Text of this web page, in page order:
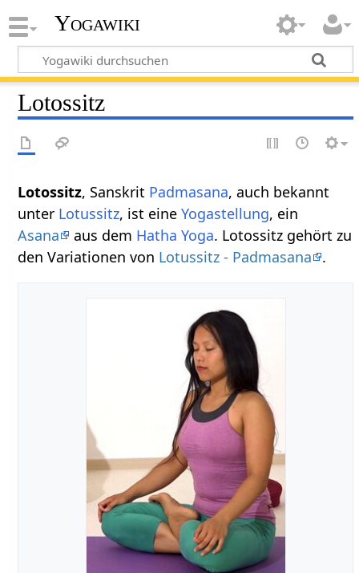
Yogawiki
Lotossitz
Lotossitz, Sanskrit Padmasana, auch bekannt
unter Lotussitz, ist eineYogastellung, ein
Asana
aus dem Hatha Yoga. Lotossitz gehört zu
den Variationen von Lotussitz - Padmasana .